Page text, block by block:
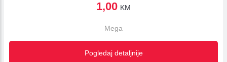
1,00 KM
Mega
Pogledaj detaljnije